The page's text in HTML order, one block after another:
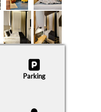
Parking